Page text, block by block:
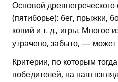
Основой
(пятиборье): бег, прыжки,
копий и т. д., игры. Многое
утрачено, забыто, — может
Критерии, по которым
победителей, на наш